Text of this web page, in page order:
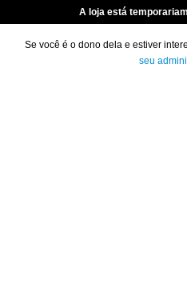
A loja está
Se você é o dono dela e estiver
seu